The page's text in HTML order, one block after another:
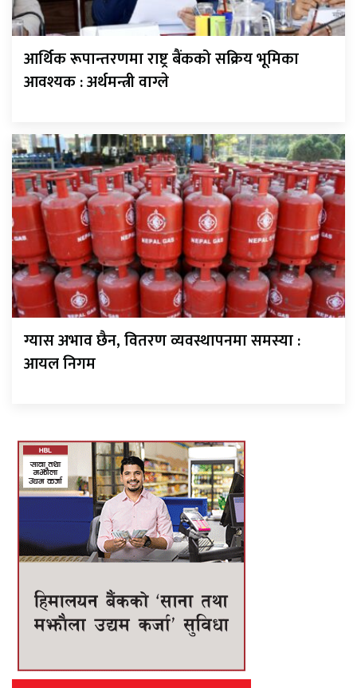
आर्थिक रूपान्तरणमा राष्ट्र बैंकको सक्रिय भूमिका
आवश्यक : अर्थमन्त्री वाग्ले
ग्यास अभाव छैन, वितरण व्यवस्थापनमा समस्या :
आयल निगम